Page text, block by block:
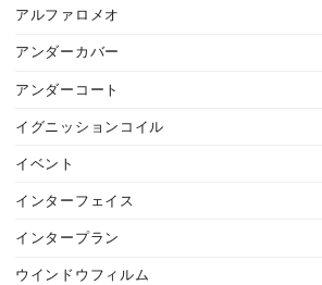
アルファロメオ
アンダーカバー
アンダーコート
イグニッションコイル
イベント
インターフェイス
インタープラン
ウインドウフィルム